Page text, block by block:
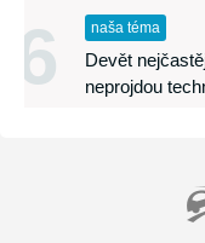
6 naša téma
Devět
neprojdou